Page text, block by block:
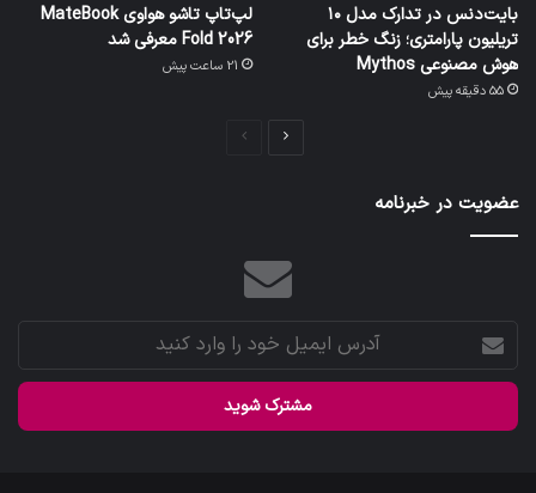
بایت‌دنس در تدارک مدل ۱۰
تریلیون پارامتری؛ زنگ خطر برای
هوش مصنوعی Mythos
55 دقیقه پیش
لپ‌تاپ تاشو هواوی MateBook
Fold 2026 معرفی شد
21 ساعت پیش
عضویت در خبرنامه
آدرس
ایمیل
خود
وارد